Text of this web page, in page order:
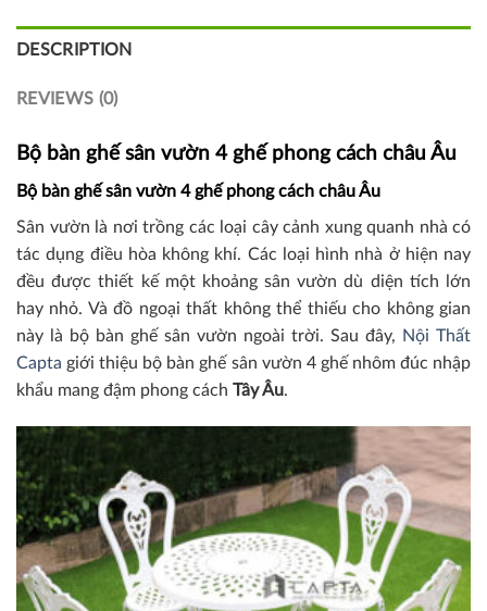
DESCRIPTION
REVIEWS (0)
Bộ bàn ghế sân vườn 4 ghế phong cách châu Âu
Bộ bàn ghế sân vườn 4 ghế phong cách châu Âu
Sân vườn là nơi trồng các loại cây cảnh xung quanh nhà có
tác dụng điều hòa không khí. Các loại hình nhà ở hiện nay
đều được thiết kế một khoảng sân vườn dù diện tích lớn
hay nhỏ. Và đồ ngoại thất không thể thiếu cho không gian
này là bộ bàn ghế sân vườn ngoài trời. Sau đây, Nội Thất
Capta giới thiệu bộ bàn ghế sân vườn 4 ghế nhôm đúc nhập
khẩu mang đậm phong cách Tây Âu.